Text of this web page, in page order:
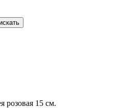
искать
розовая 15 см.